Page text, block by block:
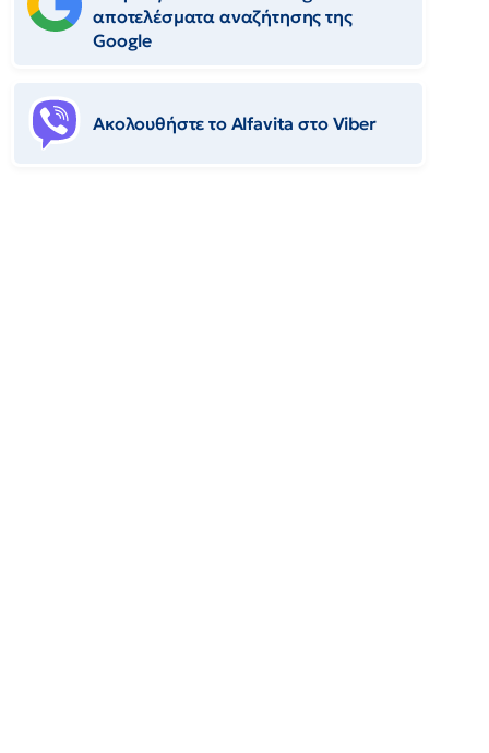
αποτελέσματα αναζήτησης της
Google
Ακολουθήστε το Αlfavita στο Viber